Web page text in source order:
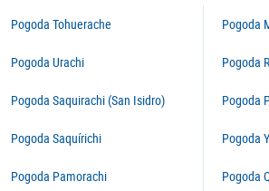
Pogoda Tohuerache
Pogoda Urachi
Pogoda Saquirachi (San Isidro)
Pogoda Saquírichi
Pogoda Pamorachi
Pogoda
Pogoda
Pogoda
Pogoda
Pogoda